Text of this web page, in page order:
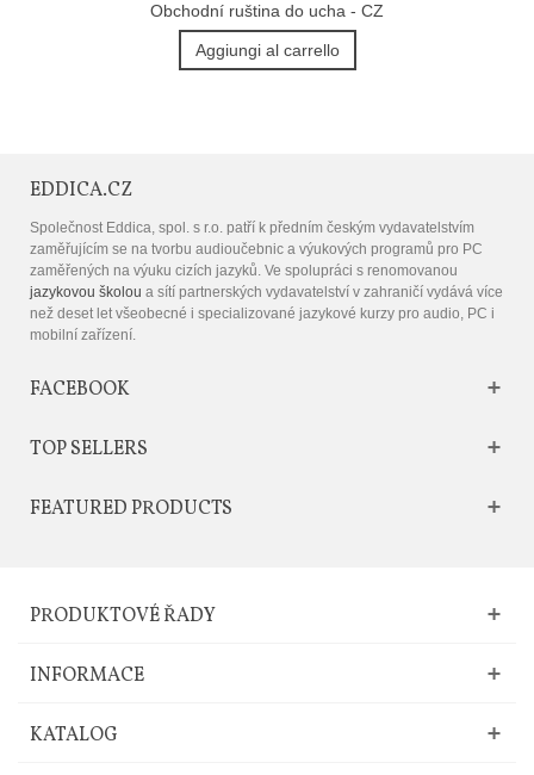
Obchodní ruština do ucha - CZ
Aggiungi al carrello
EDDICA.CZ
Společnost Eddica, spol. s r.o. patří k předním českým vydavatelstvím
zaměřujícím se na tvorbu audioučebnic a výukových programů pro PC
zaměřených na výuku cizích jazyků. Ve spolupráci s renomovanou
jazykovou školou a sítí partnerských vydavatelství v zahraničí vydává více
než deset let všeobecné i specializované jazykové kurzy pro audio, PC i
mobilní zařízení.
FACEBOOK
TOP SELLERS
FEATURED PRODUCTS
PRODUKTOVÉ ŘADY
INFORMACE
KATALOG